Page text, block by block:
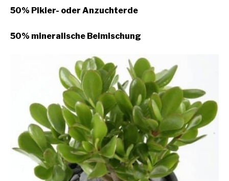
50% Pikier- oder Anzuchterde
50% mineralische Beimischung